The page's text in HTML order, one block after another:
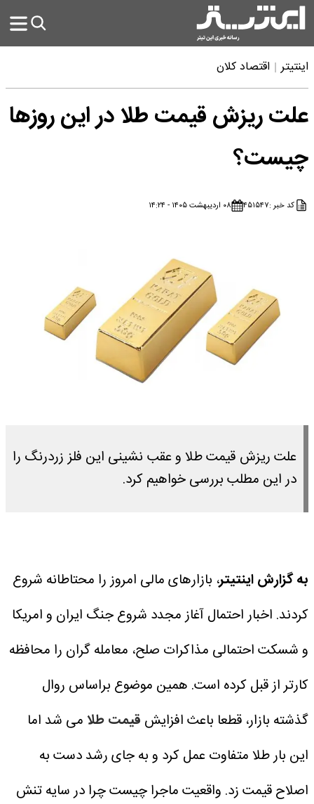
اینتیتر اقتصاد کلان
علت ریزش قیمت طلا در این روزها
چیست؟
کد خبر :۴۵۱۵۴۷ ۰۸ اردیبهشت ۱۴۰۵ - ۱۴:۲۴
علت ریزش قیمت طلا و عقب نشینی این فلز زردرنگ را
در این مطلب بررسی خواهیم کرد.
به گزارش اینتیتر، بازارهای مالی امروز را محتاطانه شروع
کردند. اخبار احتمال آغاز مجدد شروع جنگ ایران و امریکا
و شسکت احتمالی مذاکرات صلح، معامله گران را محافظه
کارتر از قبل کرده است. همین موضوع براساس روال
گذشته بازار، قطعا باعث افزایش قیمت طلامی شد اما
این بار طلا متفاوت عمل کرد و به جای رشد دست به
اصلاح قیمت زد. واقعیت ماجرا چیست چرا در سایه تنش